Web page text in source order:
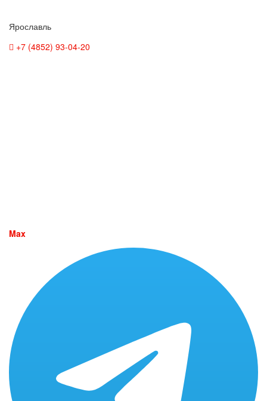
Ярославль
+7 (4852) 93-04-20
Max